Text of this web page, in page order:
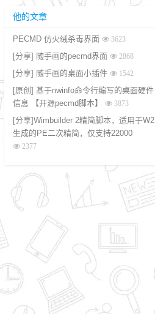
他的文章
PECMD 仿火绒杀毒界面 3623
[分享] 随手画的pecmd界面 2868
[分享] 随手画的桌面小插件 1542
[原创] 基于nwinfo命令行编写的桌面硬件
信息 【开源pecmd脚本】
3873
[分享]Wimbuilder 2精简脚本，适用于W2
生成的PE二次精简，仅支持22000
2377